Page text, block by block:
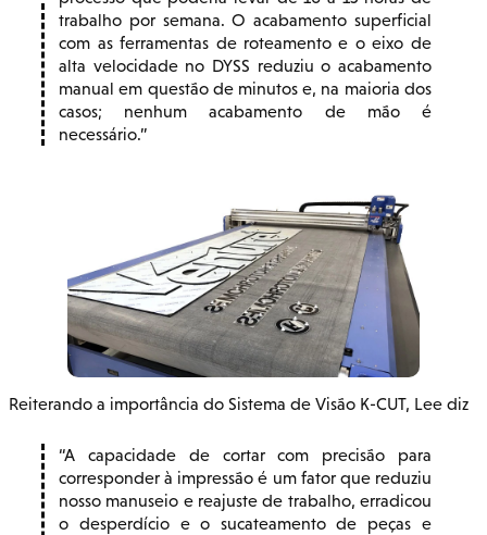
trabalho por semana. O acabamento superficial
com as ferramentas de roteamento e o eixo de
alta velocidade no DYSS reduziu o acabamento
manual em questão de minutos e, na maioria dos
casos; nenhum acabamento de mão é
necessário.
Reiterando a importância do Sistema de Visão K-CUT, Lee diz
A capacidade de cortar com precisão para
corresponder à impressão é um fator que reduziu
nosso manuseio e reajuste de trabalho, erradicou
o desperdício e o sucateamento de peças e